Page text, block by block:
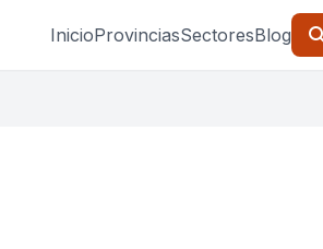
InicioProvinciasSectoresBlog